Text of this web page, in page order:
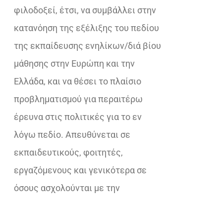
φιλοδοξεί, έτσι, να συμβάλλει στην
κατανόηση της εξέλιξης του πεδίου
της εκπαίδευσης ενηλίκων/διά βίου
μάθησης στην Ευρώπη και την
Ελλάδα, και να θέσει το πλαίσιο
προβληματισμού για περαιτέρω
έρευνα στις πολιτικές για το εν
λόγω πεδίο. Απευθύνεται σε
εκπαιδευτικούς, φοιτητές,
εργαζόμενους και γενικότερα σε
όσους ασχολούνται με την